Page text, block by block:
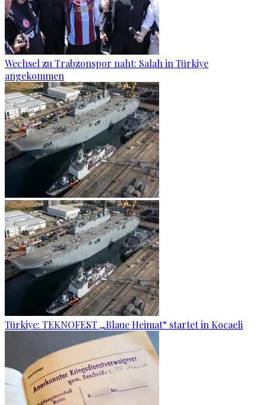
Wechsel zu Trabzonspor naht: Salah in Türkiye
angekommen
Türkiye: TEKNOFEST „Blaue Heimat“ startet in Kocaeli